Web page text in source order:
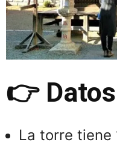
👉
La torre tiene